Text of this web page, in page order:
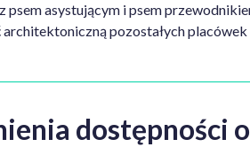
psem asystującym i psem
pozostałych